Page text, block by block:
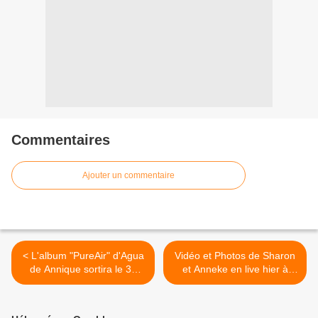
Commentaires
Ajouter un commentaire
< L'album "PureAir" d'Agua
de Annique sortira le 30
janvier prochain
Vidéo et Photos de Sharon
et Anneke en live hier à
Amsterdam >